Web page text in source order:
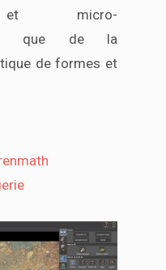
et micro-
que de la
de formes et